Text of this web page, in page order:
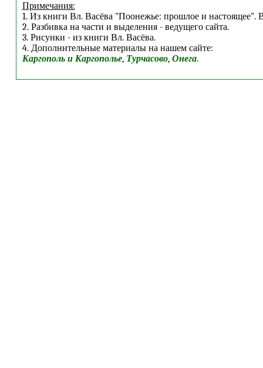
Примечания:
1. Из книги Вл. Васёва "Поонежье: прошлое и настоящее".
2. Разбивка на части и выделения - ведущего сайта.
3. Рисунки - из книги Вл. Васёва.
4. Дополнительные материалы на нашем сайте:
Каргополь и Каргополье, Турчасово, Онега.